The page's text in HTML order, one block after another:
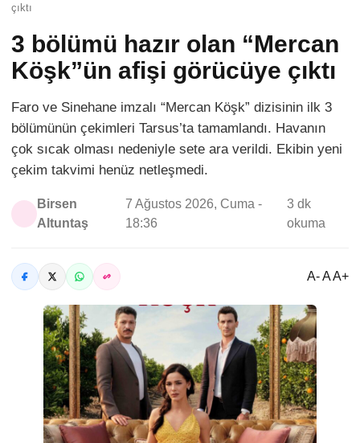
çıktı
3 bölümü hazır olan “Mercan
Köşk”ün afişi görücüye çıktı
Faro ve Sinehane imzalı “Mercan Köşk” dizisinin ilk 3
bölümünün çekimleri Tarsus’ta tamamlandı. Havanın
çok sıcak olması nedeniyle sete ara verildi. Ekibin yeni
çekim takvimi henüz netleşmedi.
Birsen
Altuntaş
7 Ağustos 2026, Cuma -
18:36
3 dk
okuma
A- A A+